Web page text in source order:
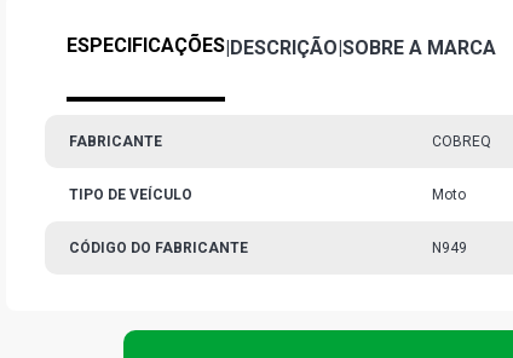
ESPECIFICAÇÕES|DESCRIÇÃO|SOBRE A MARCA
FABRICANTE COBREQ
TIPO DE VEÍCULO Moto
CÓDIGO DO FABRICANTE N949